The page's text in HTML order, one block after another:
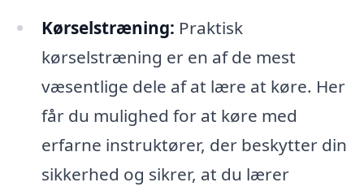
Kørselstræning: Praktisk
kørselstræning er en af de mest
væsentlige dele af at lære at køre. Her
får du mulighed for at køre med
erfarne instruktører, der beskytter din
sikkerhed og sikrer, at du lærer